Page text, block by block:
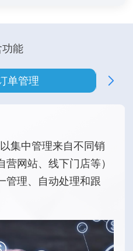
索
功能
单管理
集中管理来自不同销
网站、线下门店等）
管理、自动处理和跟